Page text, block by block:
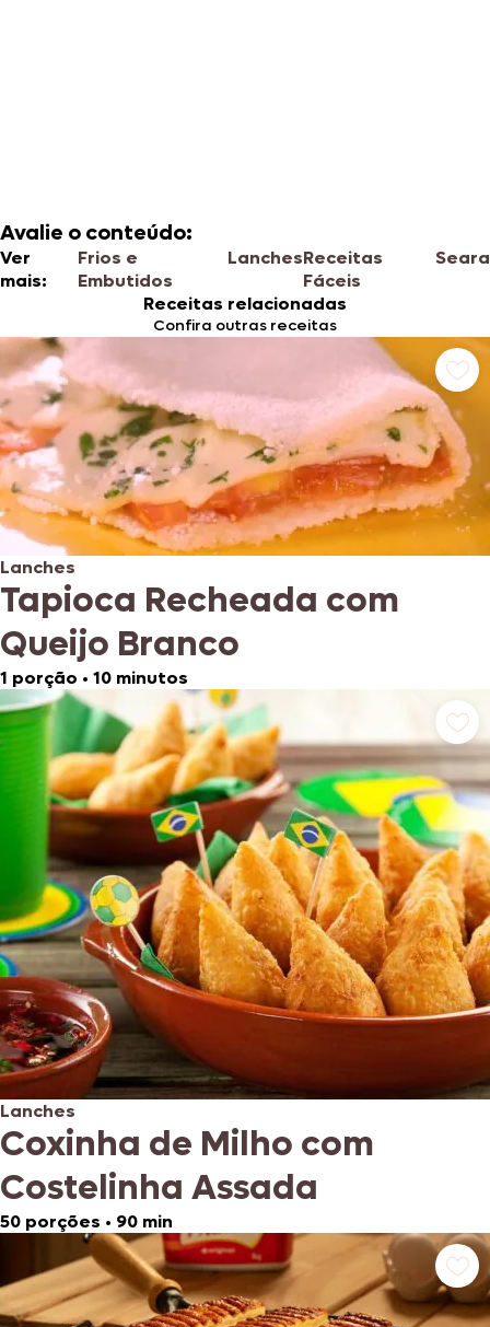
Avalie o conteúdo:
Ver
mais:
Frios e
Embutidos
LanchesReceitas
Fáceis
Seara
Receitas relacionadas
Confira outras receitas
Lanches
Tapioca Recheada com
Queijo Branco
1 porção • 10 minutos
Lanches
Coxinha de Milho com
Costelinha Assada
50 porções • 90 min